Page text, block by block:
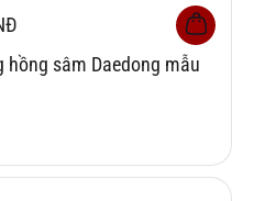
hồng sâm Daedong mẫu